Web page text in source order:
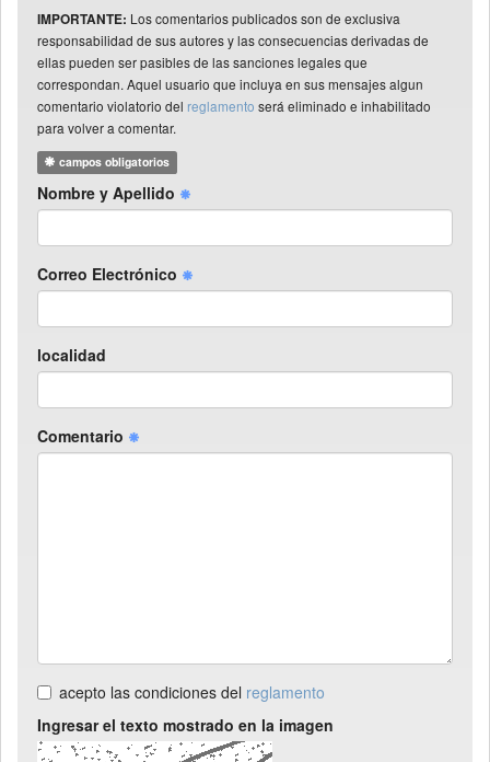
IMPORTANTE: Los comentarios publicados son de exclusiva
responsabilidad de sus autores y las consecuencias derivadas de
ellas pueden ser pasibles de las sanciones legales que
correspondan. Aquel usuario que incluya en sus mensajes algun
comentario violatorio del reglamento será eliminado e inhabilitado
para volver a comentar.
campos obligatorios
Nombre y Apellido
Correo Electrónico
localidad
Comentario
acepto las condiciones del reglamento
Ingresar el texto mostrado en la imagen